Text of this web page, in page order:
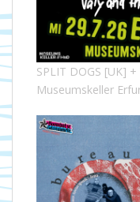
SPLIT DOGS [UK]
Museumskeller